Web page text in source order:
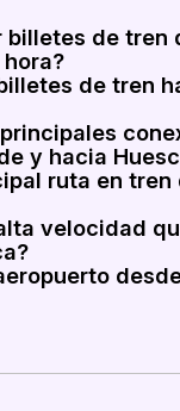
es
billetes de tren
de última
de tren
hacia y desde
y hacia
Zaragoza en
ruta en tren
desde
velocidad
algunos